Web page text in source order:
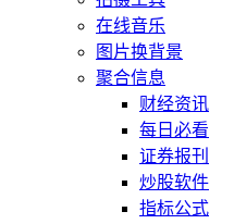
在线音乐
图片换背景
聚合信息
财经资讯
每日必看
证券报刊
炒股软件
指标公式